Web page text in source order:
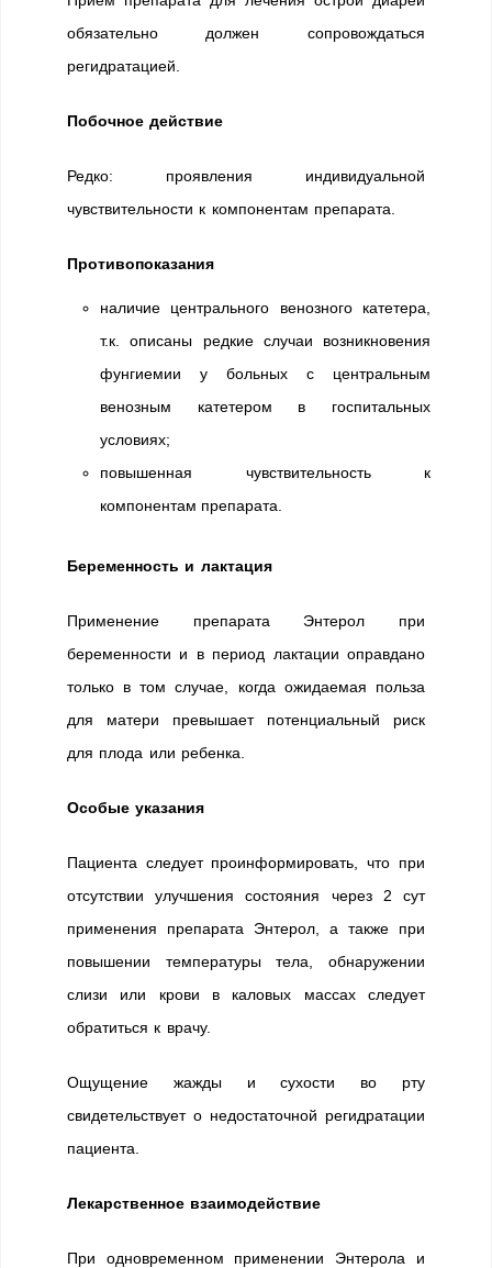
обязательно должен сопровождаться
регидратацией.
Побочное действие
Редко: проявления индивидуальной
чувствительности к компонентам препарата.
Противопоказания
наличие центрального венозного катетера,
т.к. описаны редкие случаи возникновения
фунгиемии у больных с центральным
венозным катетером в госпитальных
условиях;
повышенная чувствительность к
компонентам препарата.
Беременность и лактация
Применение препарата Энтерол при
беременности и в период лактации оправдано
только в том случае, когда ожидаемая польза
для матери превышает потенциальный риск
для плода или ребенка.
Особые указания
Пациента следует проинформировать, что при
отсутствии улучшения состояния через 2 сут
применения препарата Энтерол, а также при
повышении температуры тела, обнаружении
слизи или крови в каловых массах следует
обратиться к врачу.
Ощущение жажды и сухости во рту
свидетельствует о недостаточной регидратации
пациента.
Лекарственное взаимодействие
При одновременном применении Энтерола и